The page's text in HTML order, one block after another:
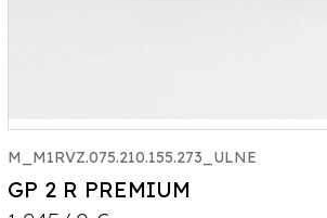
M_M1RVZ.075.210.155.273_ULNE
GP 2 R PREMIUM